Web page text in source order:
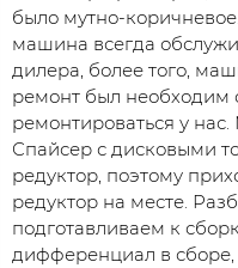
было мутно-
машина всегда
дилера, более того,
ремонт был необходим
ремонтироваться у
Спайсер с дисковыми
редуктор, поэтому
редуктор на месте.
подготавливаем к
дифференциал в сборе,